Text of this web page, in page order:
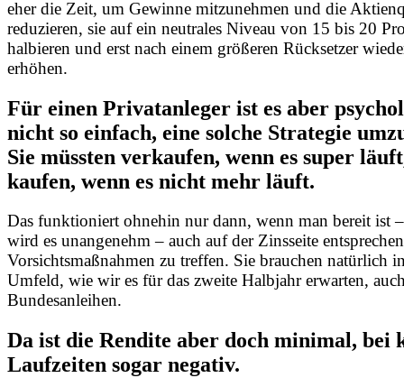
eher die Zeit, um Gewinne mitzunehmen und die
reduzieren, sie auf ein neutrales Niveau von 15 bis 20
halbieren und erst nach einem größeren Rücksetzer
erhöhen.
Für einen Privatanleger ist es aber
nicht so einfach, eine solche Strategie
Sie müssten verkaufen, wenn es super
kaufen, wenn es nicht mehr läuft.
Das funktioniert ohnehin nur dann, wenn man bereit ist
wird es unangenehm – auch auf der Zinsseite
Vorsichtsmaßnahmen zu treffen. Sie brauchen natürlich
Umfeld, wie wir es für das zweite Halbjahr erwarten,
Bundesanleihen.
Da ist die Rendite aber doch minimal, bei
Laufzeiten sogar negativ.